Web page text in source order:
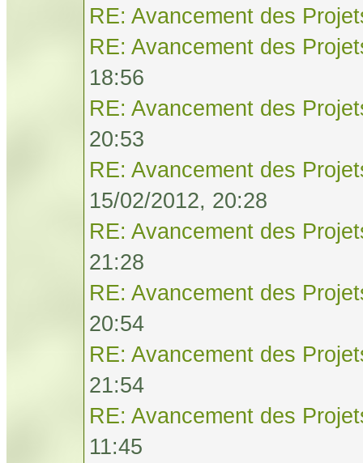
RE: Avancement des
RE: Avancement des
18:56
RE: Avancement des
20:53
RE: Avancement des
15/02/2012, 20:28
RE: Avancement des
21:28
RE: Avancement des
20:54
RE: Avancement des
21:54
RE: Avancement des
11:45